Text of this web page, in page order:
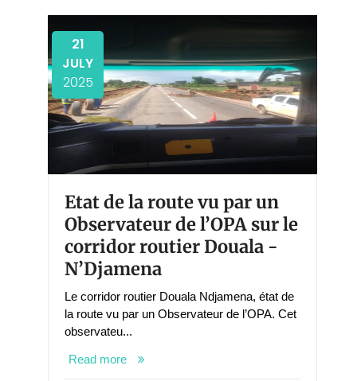
Etat de la route vu par un
Observateur de l’OPA sur le
corridor routier Douala -
N’Djamena
21
JULY
2025
Le corridor routier Douala Ndjamena, état de
la route vu par un Observateur de l’OPA. Cet
observateu...
Read more